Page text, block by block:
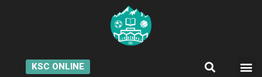
KSC ONLINE